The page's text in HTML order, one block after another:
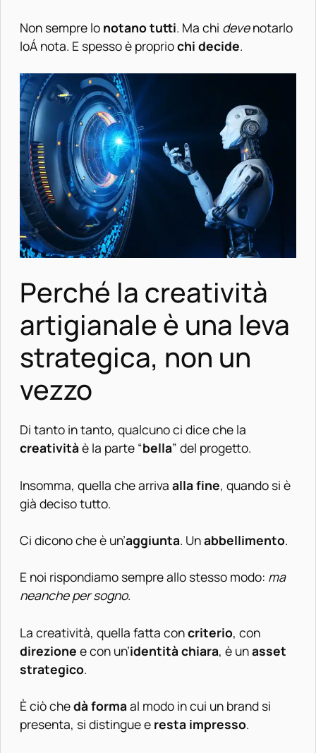
Non sempre lo notano tutti. Ma chi devenotarlo
loÁ nota. E spesso è propriochi decide.
Perché la creatività
artigianale è una leva
strategica, non un
vezzo
Di tanto in tanto, qualcuno ci dice che la
creatività è la parte “bella” del progetto.
Insomma, quella che arriva alla fine, quando si è
già deciso tutto.
Ci dicono che è un’aggiunta. Unabbellimento.
E noi rispondiamo sempre allo stesso modo: ma
neanche per sogno.
La creatività, quella fatta concriterio, con
direzione e con un’identità chiara, è unasset
strategico.
È ciò chedà forma al modo in cui un brand si
presenta, si distingue e resta impresso.